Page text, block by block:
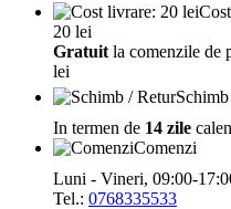
20 lei
Gratuit la comenzile de
lei
In termen de 14 zile
Comenzi
Luni - Vineri, 09:00-
Tel.: 0768335533